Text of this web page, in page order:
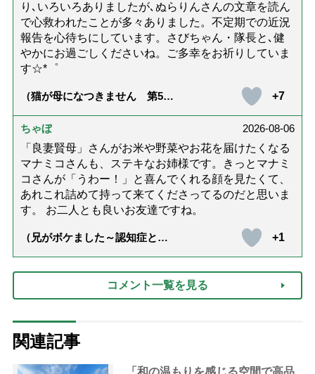
り､いろいろありましたが､ぬらりんさんの文章を読ん
で心救われたことが多々ありました。不定期での近況
報告を心待ちにしています。さびちゃん・隊長と､健
やかにお過ごしくださいね。ご多幸をお祈りしていま
す☆*゜
（猫が母になつきません 第500
+7
ちゃぼ
2026-08-06
「良妻賢母」さんがお米や野菜やお花を届けたくなる
マナミコさんも、ステキなお姉様です。きっとマナミ
コさんが「うわー！」と喜んでくれる顔を見たくて、
あれこれ詰めて持って来てくださってるのだと思いま
す。 お二人とも良いお友達ですね。
（兄がボケました～認知症と介
達』が届きました」）
+1
コメント一覧を見る
関連記事
「和の温もりを感じる空間で高品